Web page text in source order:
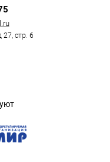
высоких
изучить
микрокредиты.
нуждается в
27, стр. 6